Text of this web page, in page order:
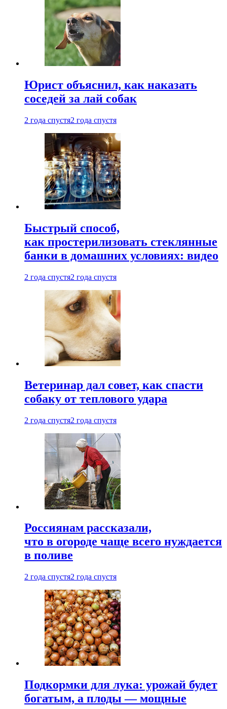
Юрист объяснил, как наказать
соседей за лай собак
2 года спустя2 года спустя
Быстрый способ,
как простерилизовать стеклянные
банки в домашних условиях: видео
2 года спустя2 года спустя
Ветеринар дал совет, как спасти
собаку от теплового удара
2 года спустя2 года спустя
Россиянам рассказали,
что в огороде чаще всего нуждается
в поливе
2 года спустя2 года спустя
Подкормки для лука: урожай будет
богатым, а плоды — мощные